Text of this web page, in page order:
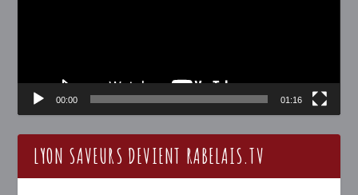
00:00 01:16
LYON SAVEURS DEVIENT RABELAIS.TV